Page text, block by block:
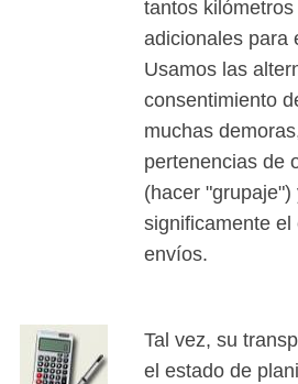
tantos
adicionales para
Usamos las
consentimiento
muchas
pertenencias de
(hacer "grupaje")
significamente el
envíos.
Tal vez, su
el estado de